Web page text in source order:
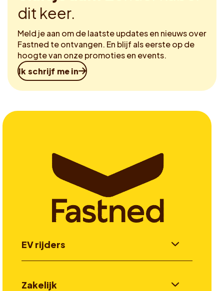
dit keer.
Meld je aan om de laatste updates en nieuws over
Fastned te ontvangen. En blijf als eerste op de
hoogte van onze promoties en events.
Ik schrijf me in
EV rijders
Zakelijk